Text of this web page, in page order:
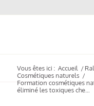
Vous êtes ici : Accueil /
Cosmétiques naturels /
Formation cosmétiques
éliminé les toxiques che...